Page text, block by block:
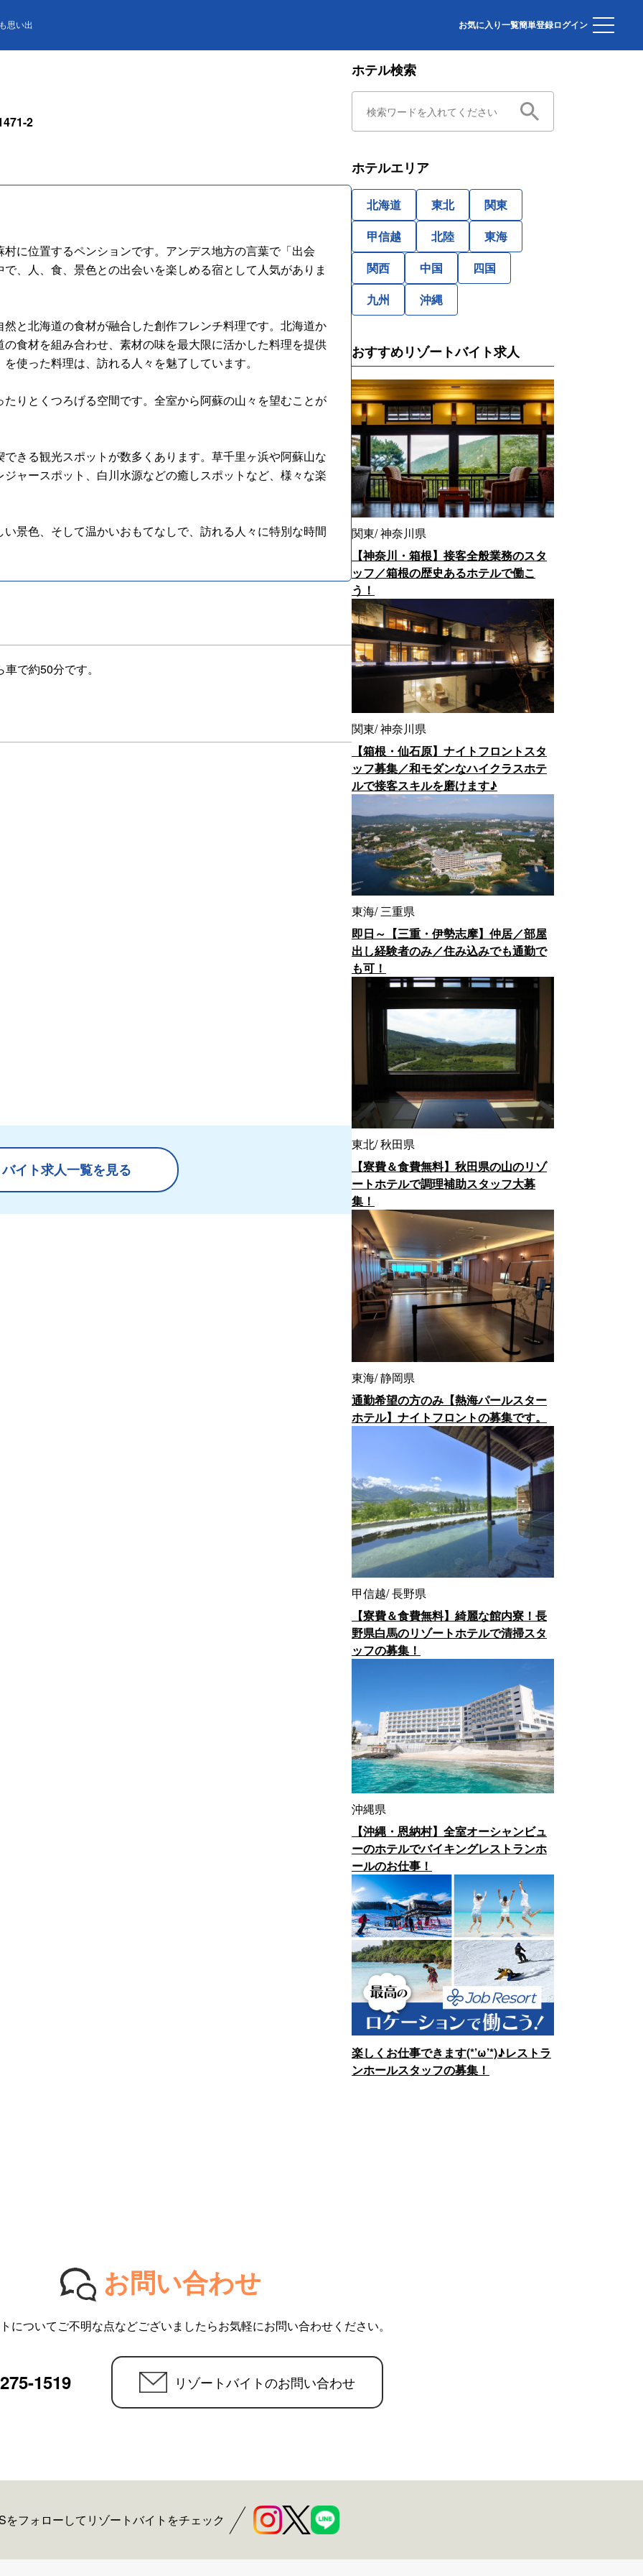
思い出 お気に入り一覧簡単登録ログイン
2
に位置するペンションです。アンデス地方の言葉で「出会
、人、食、景色との出会いを楽しめる宿として人気がありま
と北海道の食材が融合した創作フレンチ料理です。北海道か
食材を組み合わせ、素材の味を最大限に活かした料理を提供
使った料理は、訪れる人々を魅了しています。
りとくつろげる空間です。全室から阿蘇の山々を望むことが
きる観光スポットが数多くあります。草千里ヶ浜や阿蘇山な
ャースポット、白川水源などの癒しスポットなど、様々な楽
景色、そして温かいおもてなしで、訪れる人々に特別な時間
で約50分です。
イト求人一覧を見る
ホテル検索
ホテルエリア
北海道 東北
関東
甲信越
北陸
東海
関西
中国
四国
九州
沖縄
おすすめリゾートバイト求人
関東 神奈川県
【神奈川・箱根】接客全般業務のスタ
ッフ／箱根の歴史あるホテルで働こ
う！
関東 神奈川県
【箱根・仙石原】ナイトフロントスタ
ッフ募集／和モダンなハイクラスホテ
ルで接客スキルを磨けます♪
東海 三重県
即日～【三重・伊勢志摩】仲居／部屋
出し経験者のみ／住み込みでも通勤で
も可！
東北 秋田県
【寮費＆食費無料】秋田県の山のリゾ
ートホテルで調理補助スタッフ大募
集！
東海 静岡県
通勤希望の方のみ【熱海パールスター
ホテル】ナイトフロントの募集です。
甲信越 長野県
【寮費＆食費無料】綺麗な館内寮！長
野県白馬のリゾートホテルで清掃スタ
ッフの募集！
沖縄県
【沖縄・恩納村】全室オーシャンビュ
ーのホテルでバイキングレストランホ
ールのお仕事！
楽しくお仕事できます(*’ω’*)♪レストラ
ンホールスタッフの募集！
お問い合わせ
についてご不明な点などございましたらお気軽にお問い合わせください。
1519 リゾートバイトのお問い合わせ
をフォローしてリゾートバイトをチェック